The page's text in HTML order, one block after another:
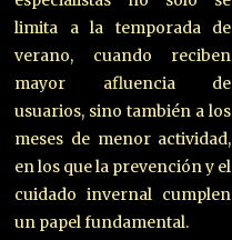
limita a la temporada de
verano, cuando reciben
mayor afluencia de
usuarios, sino también a los
meses de menor actividad,
en los que la prevención y el
cuidado invernal cumplen
un papel fundamental.